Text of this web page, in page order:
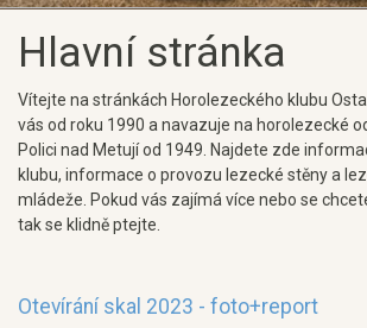
Hlavní stránka
Vítejte na stránkách Horolezeckého klubu
vás od roku 1990 a navazuje na horolezecké
Polici nad Metují od 1949. Najdete zde
klubu, informace o provozu lezecké stěny a
mládeže. Pokud vás zajímá více nebo se
tak se klidně ptejte.
Otevírání skal 2023 - foto+report